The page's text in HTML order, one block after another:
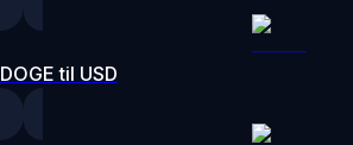
DOGE til USD